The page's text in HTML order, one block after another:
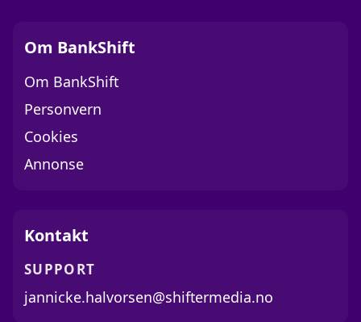
Om BankShift
Om BankShift
Personvern
Cookies
Annonse
Kontakt
SUPPORT
jannicke.halvorsen@shiftermedia.no